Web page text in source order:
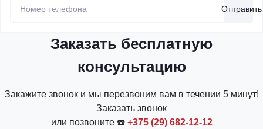
Отправить
Заказать бесплатную
консультацию
Закажите звонок и мы перезвоним вам в течении 5 минут!
Заказать звонок
или позвоните ☎️ +375 (29) 682-12-12